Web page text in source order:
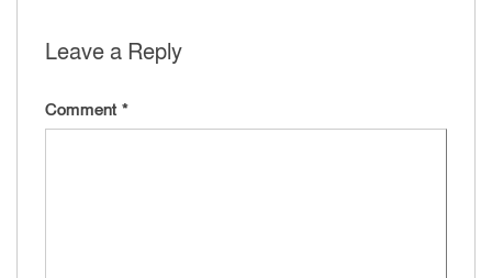
Leave a Reply
Comment *